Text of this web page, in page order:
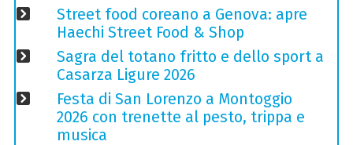
Street food coreano a Genova: apre
Haechi Street Food & Shop
Sagra del totano fritto e dello sport a
Casarza Ligure 2026
Festa di San Lorenzo a Montoggio
2026 con trenette al pesto, trippa e
musica